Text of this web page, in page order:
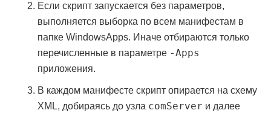
Если скрипт запускается без параметров,
выполняется выборка по всем манифестам в
папке WindowsApps. Иначе отбираются только
перечисленные в параметре -Apps
приложения.
В каждом манифесте скрипт опирается на схему
XML, добираясь до узла comServer и далее